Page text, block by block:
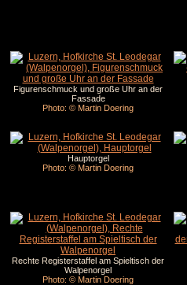
Figurenschmuck und große Uhr an der
Fassade
Photo: © Martin Doering
Hauptorgel
Photo: © Martin Doering
Rechte Registerstaffel am Spieltisch der
Walpenorgel
Photo: © Martin Doering